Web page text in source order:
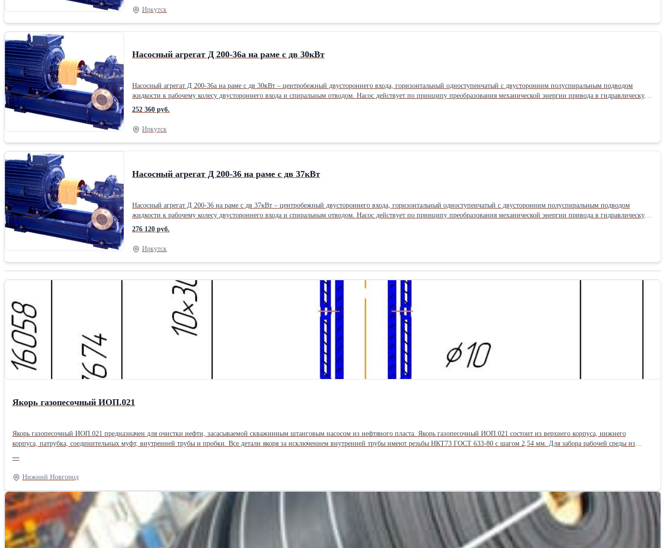
Иркутск
Насосный агрегат Д 200-36а на раме с дв 30кВт
Насосный агрегат Д 200-36а на раме с дв 30кВт – центробежный двустороннего входа, горизонтальный одноступенчатый с двусторонним полуспиральным подводом
жидкости к рабочему колесу двустороннего входа и спиральным отводом. Насос действует по принципу преобразования механической энергии привода в гидравлическую
энергию жидкости за счет гидродинамического воздействия лопастной системы рабочего колеса, подвода и отвода. Насосный агрегат Д 200-36а на раме с дв 30кВт из-за
наличия двустороннего рабочего колеса и двустороннего подвода жидкости имеют хорошую всасывающую способность и кавитационные качества.Подача: 190 м3/час
Насос: 29,7 м.в.ст Мощность: 30 x 1500
252 360 руб.
Иркутск
Насосный агрегат Д 200-36 на раме с дв 37кВт
Насосный агрегат Д 200-36 на раме с дв 37кВт – центробежный двустороннего входа, горизонтальный одноступенчатый с двусторонним полуспиральным подводом
жидкости к рабочему колесу двустороннего входа и спиральным отводом. Насос действует по принципу преобразования механической энергии привода в гидравлическую
энергию жидкости за счет гидродинамического воздействия лопастной системы рабочего колеса, подвода и отвода. Насосный агрегат Д 200-36 на раме с дв 37кВт из-за
наличия двустороннего рабочего колеса и двустороннего подвода жидкости имеют хорошую всасывающую способность и кавитационные качества.Подача: 200 м3/час
Насос: 36 м.в.ст Мощность: 37 x 1500
276 120 руб.
Иркутск
Якорь газопесочный ИОП.021
Якорь газопесочный ИОП.021 предназначен для очистки нефти, засасываемой скважинным штанговым насосом из нефтяного пласта. Якорь газопесочный ИОП.021 состоит из верхнего корпуса, нижнего
корпуса, патрубка, соединительных муфт, внутренней трубы и пробки. Все детали якоря за исключением внутренней трубы имеют резьбы НКТ73 ГОСТ 633-80 с шагом 2,54 мм. Для забора рабочей среды из
кг; - рабочий диапазон пропускной способности до 200 м3/сут.
—
Нижний Новгород